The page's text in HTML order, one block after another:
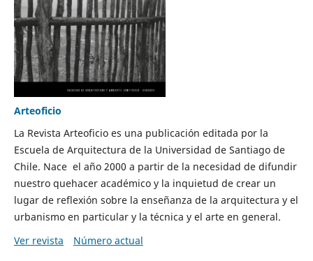
Arteoficio
La Revista Arteoficio es una publicación editada por la
Escuela de Arquitectura de la Universidad de Santiago de
Chile. Nace el año 2000 a partir de la necesidad de difundir
nuestro quehacer académico y la inquietud de crear un
lugar de reflexión sobre la enseñanza de la arquitectura y el
urbanismo en particular y la técnica y el arte en general.
Ver revista
Número actual